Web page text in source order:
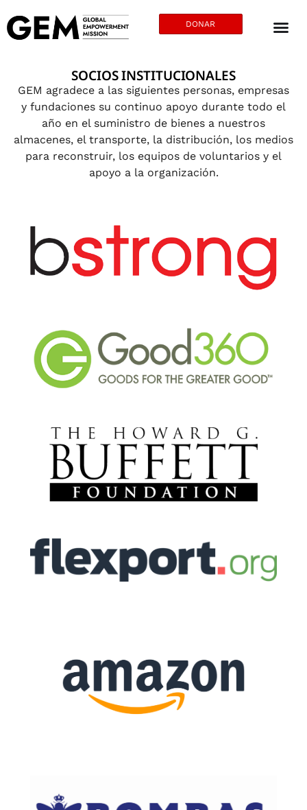
DONAR
SOCIOS INSTITUCIONALES
GEM agradece a las siguientes personas, empresas
y fundaciones su continuo apoyo durante todo el
año en el suministro de bienes a nuestros
almacenes, el transporte, la distribución, los medios
para reconstruir, los equipos de voluntarios y el
apoyo a la organización.